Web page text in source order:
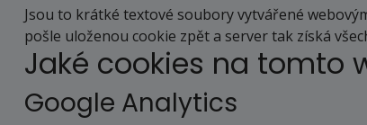
Jsou to krátké textové soubory vytvářené
pošle uloženou cookie zpět a server tak získá
Jaké cookies na tomto
Google Analytics